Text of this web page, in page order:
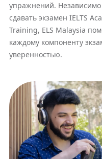
упражнений. Независимо
сдавать экзамен IELTS
Training, ELS Malaysia
каждому компоненту
уверенностью.